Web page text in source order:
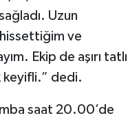
Uzun
hissettiğim ve
Ekip de aşırı tatlı
keyifli.” dedi.
saat 20.00’de